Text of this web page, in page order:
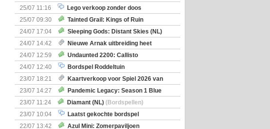
25/07 11:16
Lego verkoop zonder doos
25/07 09:30
Tainted Grail: Kings of Ruin
Uitbreiding: Wyrd Encounters(Bordspellen)
24/07 17:04
Sleeping Gods: Distant Skies (NL)
(Bordspellen)
24/07 14:42
Nieuwe Arnak uitbreiding heet
Surprise Shipments
24/07 12:59
Undaunted 2200: Callisto
(Bordspellen)
24/07 12:40
Bordspel Roddeltuin
23/07 18:21
Kaartverkoop voor Spiel 2026 van
start
23/07 14:27
Pandemic Legacy: Season 1 Blue
(Bordspellen)
23/07 11:24 Diamant (NL) (Bordspellen)
23/07 10:04
Laatst gekochte bordspel
22/07 13:42
Azul Mini: Zomerpaviljoen